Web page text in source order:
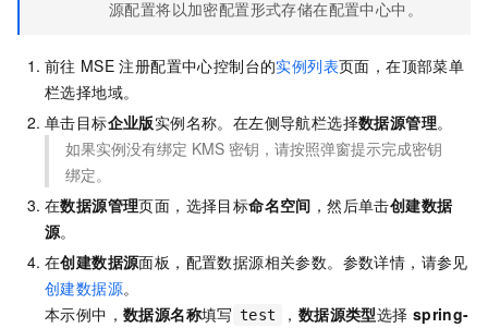
源配置将以加密配置形式存储在配置中心中。
前往 MSE 注册配置中心控制台的实例列表页面，在顶部菜单
栏选择地域。
单击目标企业版实例名称。在左侧导航栏选择数据源管理。
如果实例没有绑定 KMS 密钥，请按照弹窗提示完成密钥
绑定。
在数据源管理页面，选择目标命名空间 ，然后单击创建数据
源。
在创建数据源面板，配置数据源相关参数。参数详情，请参见
创建数据源。
本示例中， 数据源名称填写 test ， 数据源类型选择 spring-